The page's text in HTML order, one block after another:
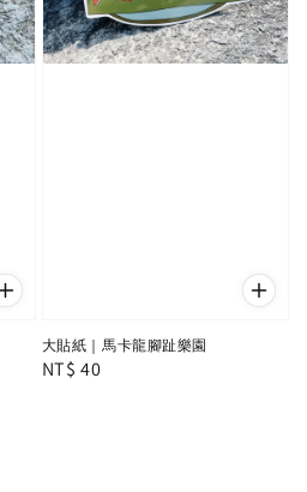
大貼紙｜馬卡龍腳趾樂園
Regular
NT$ 40